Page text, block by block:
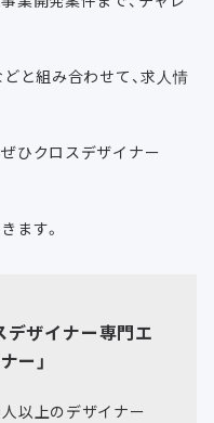
と組み合わせて、求人情
ひクロスデザイナー
ます。
デザイナー専門エ
ー」
以上のデザイナー